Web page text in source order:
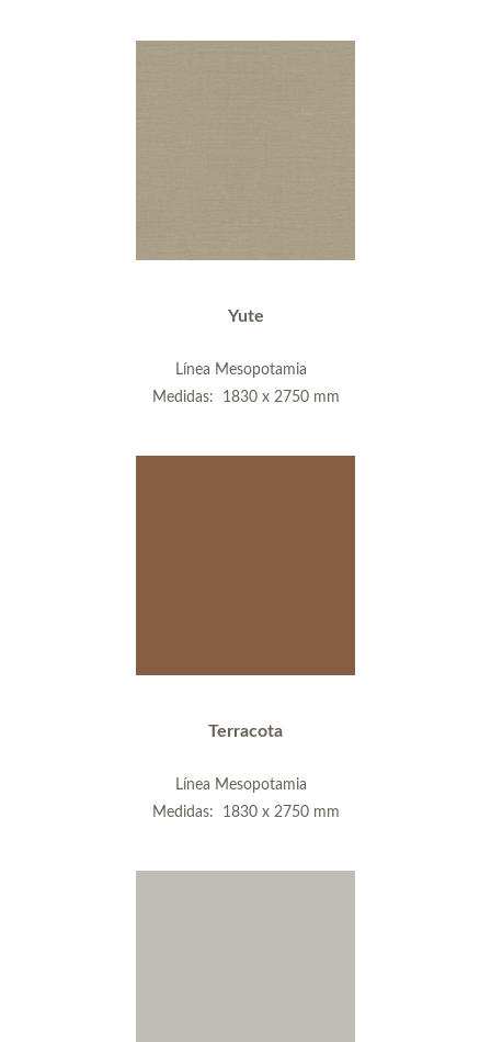
Yute
Línea Mesopotamia
Medidas: 1830 x 2750 mm
Terracota
Línea Mesopotamia
Medidas: 1830 x 2750 mm